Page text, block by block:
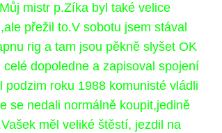
mistr p.Zíka byl také velice
přežil to.V sobotu jsem stával
rig a tam jsou pěkně slyšet OK
dopoledne a zapisoval spojení
roku 1988 komunisté vládli
se nedali normálně koupit,jedině
měl veliké štěstí, jezdil na